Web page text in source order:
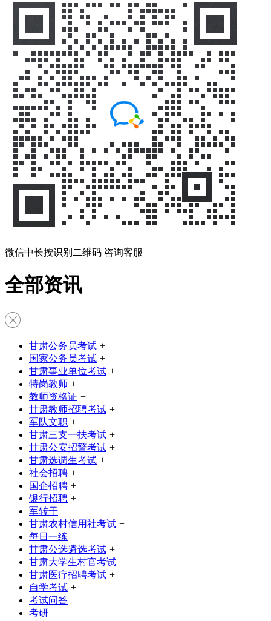
微信中长按识别二维码 咨询客服
全部资讯
甘肃公务员考试 +
国家公务员考试 +
甘肃事业单位考试 +
特岗教师 +
教师资格证 +
甘肃教师招聘考试 +
军队文职 +
甘肃三支一扶考试 +
甘肃公安招警考试 +
甘肃选调生考试 +
社会招聘 +
国企招聘 +
银行招聘 +
军转干 +
甘肃农村信用社考试 +
每日一练
甘肃公选遴选考试 +
甘肃大学生村官考试 +
甘肃医疗招聘考试 +
自学考试 +
考试问答
考研 +